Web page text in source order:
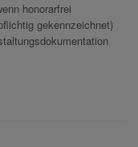
honorarfrei
gekennzeichnet)